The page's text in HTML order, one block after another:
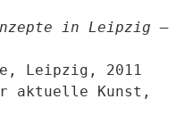
in Leipzig –
aktuelle Kunst,